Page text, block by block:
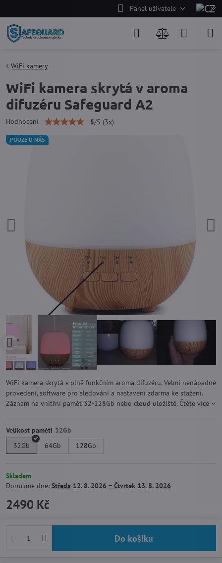
Panel uživatele
POUZE U NÁS
WiFi kamery
WiFi kamera skrytá v aroma
difuzéru Safeguard A2
Hodnocení 5/5 (3x)
WiFi kamera skrytá v plně funkčním aroma difuzéru. Velmi nenápadné
provedení, software pro sledování a nastavení zdarma ke stažení.
Záznam na vnitřní paměť 32-128Gb nebo cloud uložiště. Čtěte více
Velikost paměti
32Gb
64Gb 128Gb
Skladem
Doručíme dne: Středa 12. 8. 2026 − Čtvrtek 13. 8. 2026
2490 Kč
Do košíku